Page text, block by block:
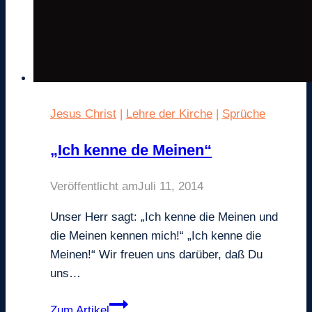
Jesus Christ Lehre der Kirche Sprüche
„Ich kenne de Meinen“
Veröffentlicht amJuli 11, 2014
Unser Herr sagt: „Ich kenne die Meinen und
die Meinen kennen mich!“ „Ich kenne die
Meinen!“ Wir freuen uns darüber, daß Du
uns…
„Ich